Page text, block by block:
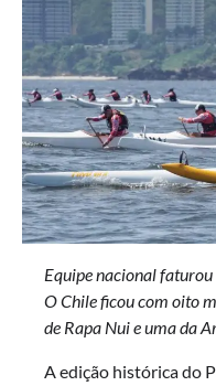
Equipe nacional
O Chile ficou com oito
de Rapa Nui e uma da
A edição histórica do